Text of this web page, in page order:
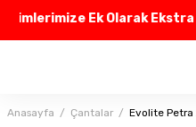
Ek Olarak Ekstra
Anasayfa Çantalar Evolite Petra